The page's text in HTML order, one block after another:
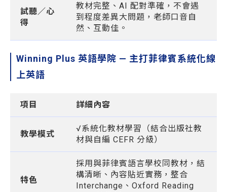
試聽／心
得
教材完整、AI 配對準確，不會遇
到程度差異大問題，老師口音自
然、互動佳。
Winning Plus 英語學院 — 主打菲律賓系統化線
上英語
項目 詳細內容
教學模式
√系統化教材學習（結合出版社教
材與自編 CEFR 分級）
特色
採用與菲律賓語言學校同教材，結
構清晰、內容貼近實務，整合
Interchange、Oxford Reading